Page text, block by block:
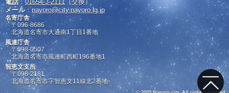
電話： 01654-3-2111（交換）
メール：nayoro@city.nayoro.lg.jp
名寄庁舎
〒096-8686
北海道名寄市大通南1丁目1番地
風連庁舎
〒098-0507
北海道名寄市風連町西町196番地1
智恵文支所
〒098-2181
北海道名寄市字智恵文11線北2番地